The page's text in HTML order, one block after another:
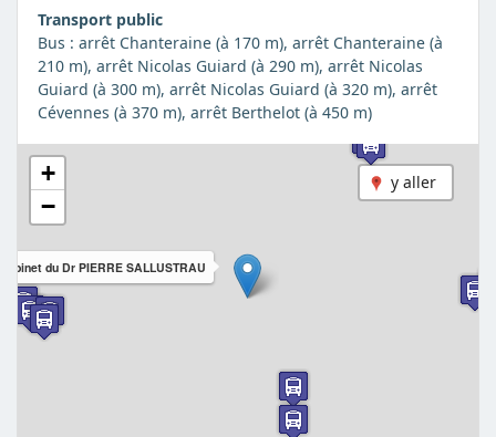
Transport public
Bus : arrêt Chanteraine (à 170 m), arrêt Chanteraine (à
210 m), arrêt Nicolas Guiard (à 290 m), arrêt Nicolas
Guiard (à 300 m), arrêt Nicolas Guiard (à 320 m), arrêt
Cévennes (à 370 m), arrêt Berthelot (à 450 m)
y aller
Cabinet du Dr PIERRE SALLUSTRAU
+
−